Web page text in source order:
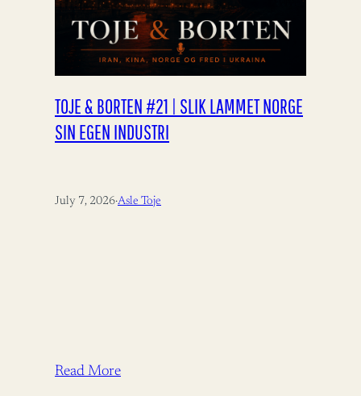
TOJE & BORTEN #21 | SLIK LAMMET NORGE
SIN EGEN INDUSTRI
July 7, 2026·Asle Toje
Read More